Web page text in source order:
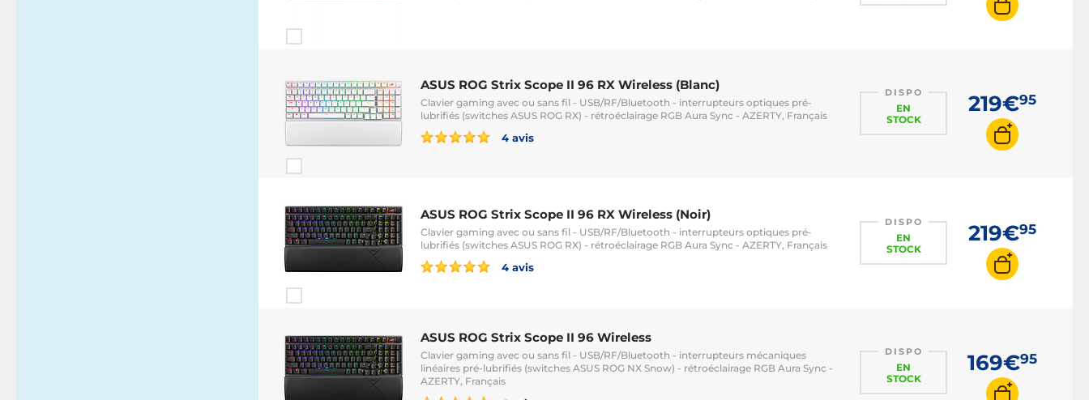
ASUS ROG Strix Scope II 96 RX Wireless (Blanc)
Clavier gaming avec ou sans fil - USB/RF/Bluetooth - interrupteurs optiques pré-
lubrifiés (switches ASUS ROG RX) - rétroéclairage RGB Aura Sync - AZERTY, Français
4 avis
DISPO
EN
STOCK
219€95
ASUS ROG Strix Scope II 96 RX Wireless (Noir)
Clavier gaming avec ou sans fil - USB/RF/Bluetooth - interrupteurs optiques pré-
lubrifiés (switches ASUS ROG RX) - rétroéclairage RGB Aura Sync - AZERTY, Français
4 avis
DISPO
EN
STOCK
219€95
ASUS ROG Strix Scope II 96 Wireless
Clavier gaming avec ou sans fil - USB/RF/Bluetooth - interrupteurs mécaniques
linéaires pré-lubrifiés (switches ASUS ROG NX Snow) - rétroéclairage RGB Aura Sync -
AZERTY, Français
DISPO
EN
STOCK
169€95